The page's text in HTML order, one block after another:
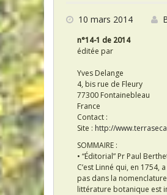
10 mars 2014
n°14-1 de 2014
éditée par
Yves Delange
4, bis rue de Fleury
77300 Fontainebleau
France
Contact :
Site : http://
SOMMAIRE :
• “Éditorial” Pr Paul
C’est Linné qui, en
pas dans la
littérature botanique est